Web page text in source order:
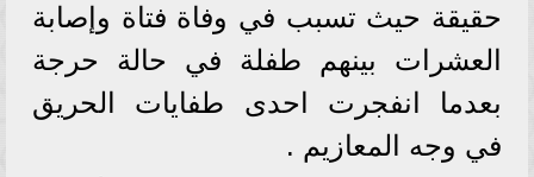
حقيقة حيث تسبب في وفاة فتاة وإصابة
العشرات بينهم طفلة في حالة حرجة
بعدما انفجرت احدى طفايات الحريق
في وجه المعازيم .